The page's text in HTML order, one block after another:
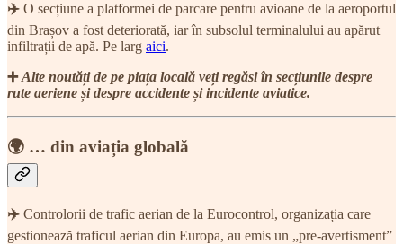
✈️ O secțiune a platformei de parcare pentru avioane de la aeroportul
din Brașov a fost deteriorată, iar în subsolul terminalului au apărut
infiltrații de apă. Pe larg aici.
➕Alte noutăți de pe piața locală veți regăsi în secțiunile despre
rute aeriene și despre accidente și incidente aviatice.
🌍 … din aviația globală
✈️ Controlorii de trafic aerian de la Eurocontrol, organizația care
gestionează traficul aerian din Europa, au emis un „pre-avertisment”